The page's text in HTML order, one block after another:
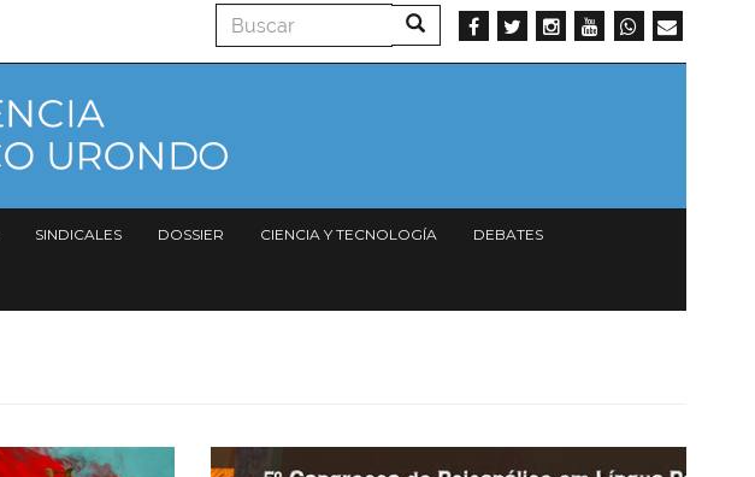
Buscar Buscar
SINDICALES DOSSIER CIENCIA Y TECNOLOGÍA DEBATES